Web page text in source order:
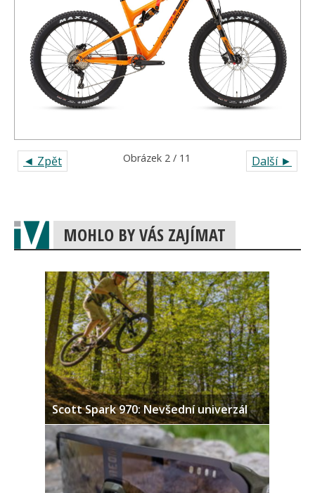
◄ Zpět Další ►
Obrázek 2 / 11
MOHLO BY VÁS ZAJÍMAT
Scott Spark 970: Nevšední univerzál